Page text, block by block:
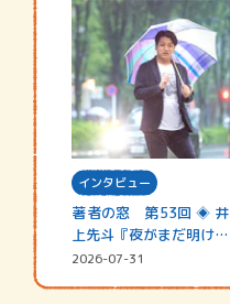
インタビュー
著者の窓 第53回 ◈ 井
上先斗『夜がまだ明けな
い』
2026-07-31